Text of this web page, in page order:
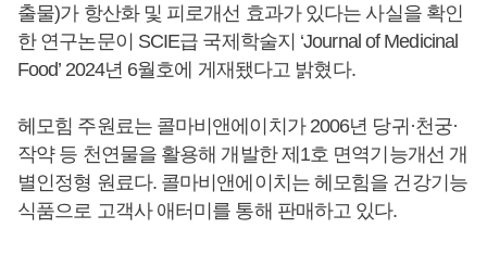
출물)가 항산화 및 피로개선 효과가 있다는 사실을 확인
한 연구논문이 SCIE급 국제학술지 ‘Journal of Medicinal
Food’ 2024년 6월호에 게재됐다고 밝혔다.
헤모힘 주원료는 콜마비앤에이치가 2006년 당귀·천궁·
작약 등 천연물을 활용해 개발한 제1호 면역기능개선 개
별인정형 원료다. 콜마비앤에이치는 헤모힘을 건강기능
식품으로 고객사 애터미를 통해 판매하고 있다.